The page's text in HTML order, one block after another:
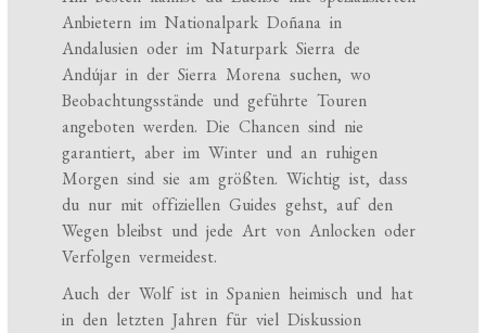
Anbietern im Nationalpark Doñana in
Andalusien oder im Naturpark Sierra de
Andújar in der Sierra Morena suchen, wo
Beobachtungsstände und geführte Touren
angeboten werden. Die Chancen sind nie
garantiert, aber im Winter und an ruhigen
Morgen sind sie am größten. Wichtig ist, dass
du nur mit offiziellen Guides gehst, auf den
Wegen bleibst und jede Art von Anlocken oder
Verfolgen vermeidest.
Auch der Wolf ist in Spanien heimisch und hat
in den letzten Jahren für viel Diskussion